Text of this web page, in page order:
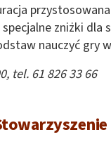
zniżki dla
nauczyć gry
tel. 61 826 33 66